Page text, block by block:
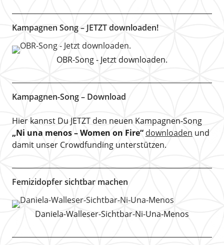
Kampagnen Song – JETZT downloaden!
OBR-Song - Jetzt downloaden.
Kampagnen-Song – Download
Hier kannst Du JETZT den neuen Kampagnen-Song
„Ni una menos – Women on Fire“ downloaden und
damit unser Crowdfunding unterstützen.
Femizidopfer sichtbar machen
Daniela-Walleser-Sichtbar-Ni-Una-Menos